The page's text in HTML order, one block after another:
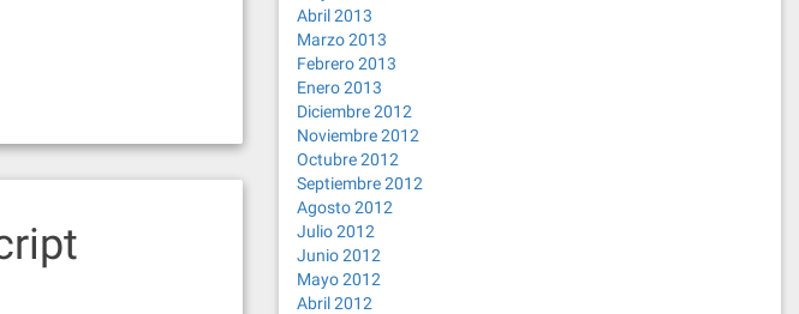
Abril 2013
Marzo 2013
Febrero 2013
Enero 2013
Diciembre 2012
Noviembre 2012
Octubre 2012
Septiembre 2012
Agosto 2012
Julio 2012
Junio 2012
Mayo 2012
Abril 2012